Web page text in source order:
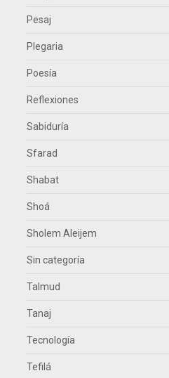
Pesaj
Plegaria
Poesía
Reflexiones
Sabiduría
Sfarad
Shabat
Shoá
Sholem Aleijem
Sin categoría
Talmud
Tanaj
Tecnología
Tefilá